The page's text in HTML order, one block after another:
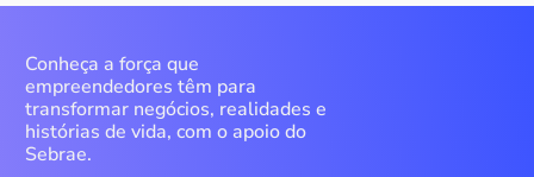
Conheça a força que
empreendedores têm para
transformar negócios, realidades e
histórias de vida, com o apoio do
Sebrae.